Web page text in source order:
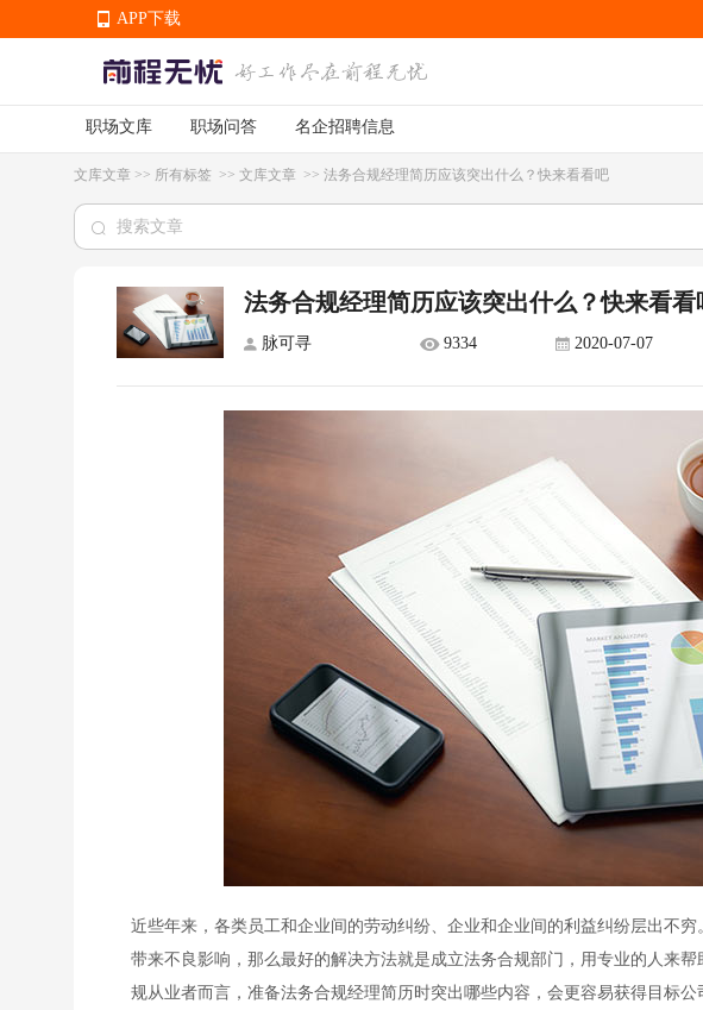
APP下载
APP下载
职场文库 职场问答 名企招聘信息
文库文章 >> 所有标签 >> 文库文章 >> 法务合规经理简历应该突出什么？快来看看吧
法务合规经理简历应该突出什么？快来看看
脉可寻 9334 2020-07-07
近些年来，各类员工和企业间的劳动纠纷、企业和企业间的利益纠纷层出不
带来不良影响，那么最好的解决方法就是成立法务合规部门，用专业的人来
规从业者而言，准备法务合规经理简历时突出哪些内容，会更容易获得目标